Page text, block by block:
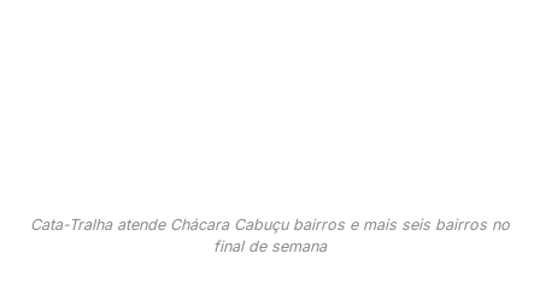
Cata-Tralha atende Chácara Cabuçu bairros e mais seis bairros no
final de semana